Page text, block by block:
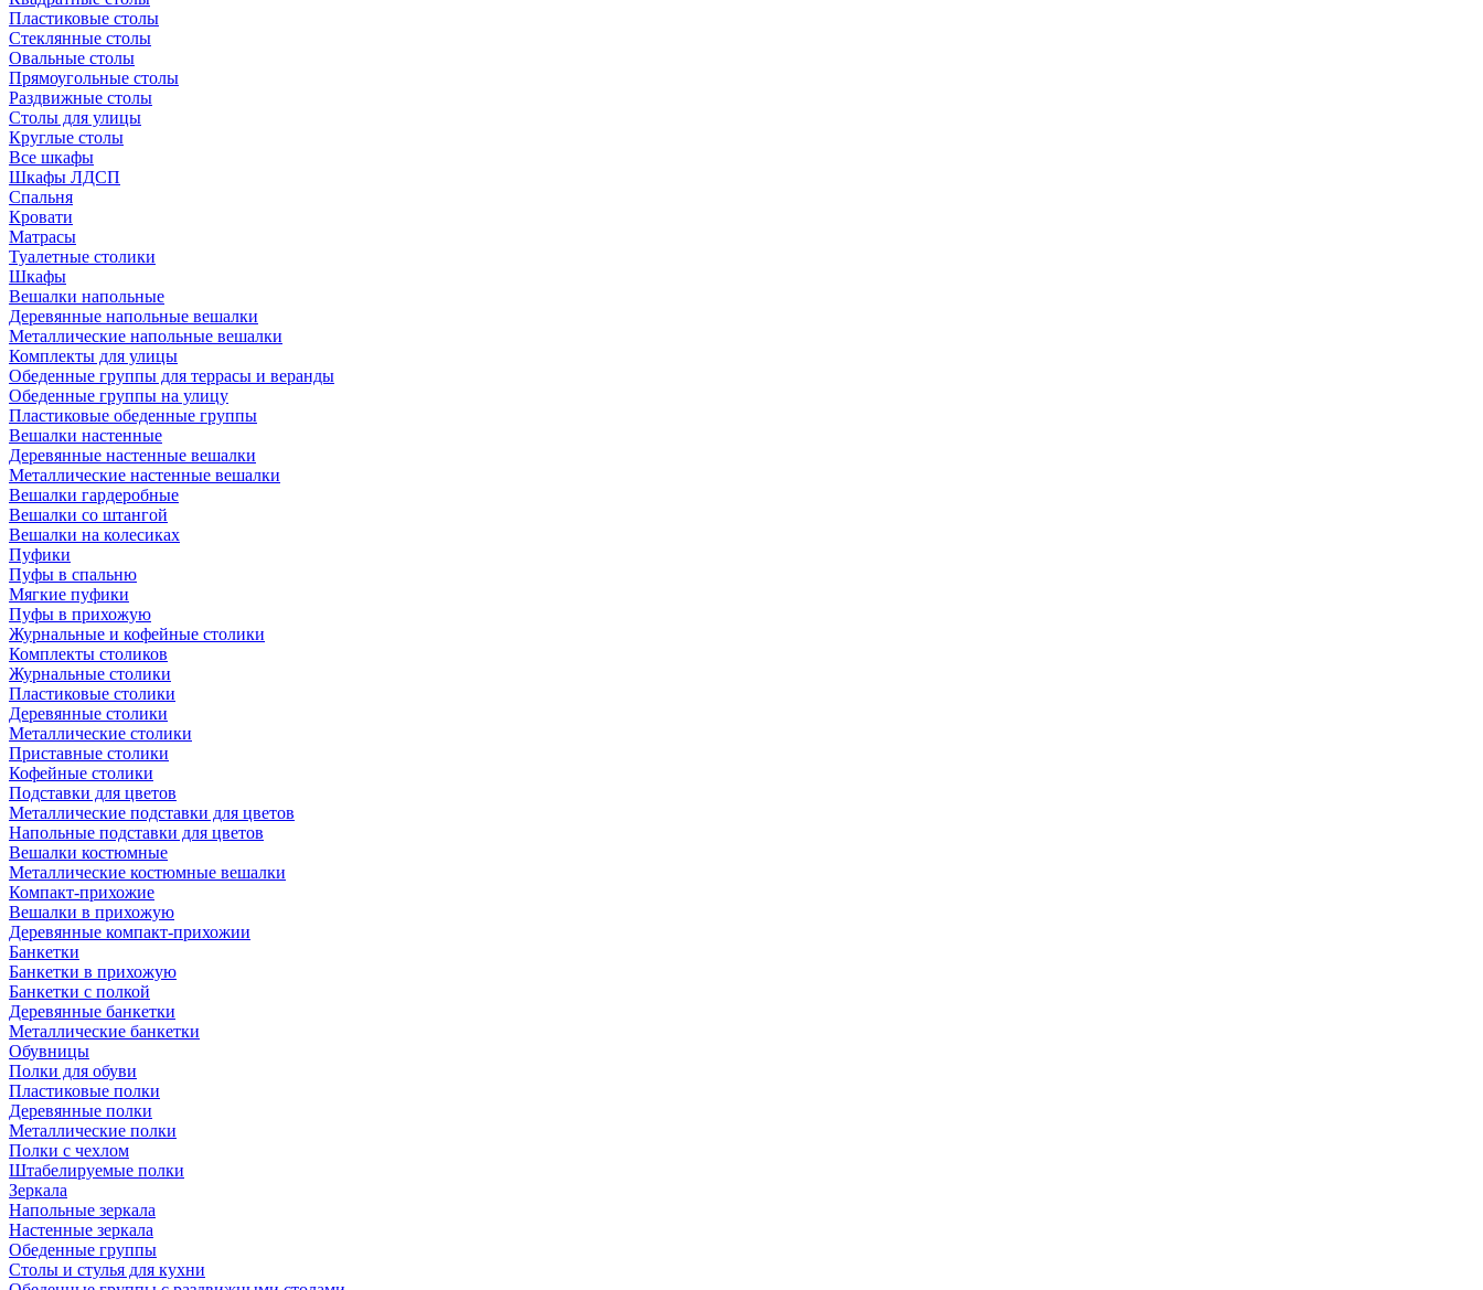
Пластиковые столы
Стеклянные столы
Овальные столы
Прямоугольные столы
Раздвижные столы
Столы для улицы
Круглые столы
Все шкафы
Шкафы ЛДСП
Спальня
Кровати
Матрасы
Туалетные столики
Шкафы
Вешалки напольные
Деревянные напольные вешалки
Металлические напольные вешалки
Комплекты для улицы
Обеденные группы для террасы и веранды
Обеденные группы на улицу
Пластиковые обеденные группы
Вешалки настенные
Деревянные настенные вешалки
Металлические настенные вешалки
Вешалки гардеробные
Вешалки со штангой
Вешалки на колесиках
Пуфики
Пуфы в спальню
Мягкие пуфики
Пуфы в прихожую
Журнальные и кофейные столики
Комплекты столиков
Журнальные столики
Пластиковые столики
Деревянные столики
Металлические столики
Приставные столики
Кофейные столики
Подставки для цветов
Металлические подставки для цветов
Напольные подставки для цветов
Вешалки костюмные
Металлические костюмные вешалки
Компакт-прихожие
Вешалки в прихожую
Деревянные компакт-прихожии
Банкетки
Банкетки в прихожую
Банкетки с полкой
Деревянные банкетки
Металлические банкетки
Обувницы
Полки для обуви
Пластиковые полки
Деревянные полки
Металлические полки
Полки с чехлом
Штабелируемые полки
Зеркала
Напольные зеркала
Настенные зеркала
Обеденные группы
Столы и стулья для кухни